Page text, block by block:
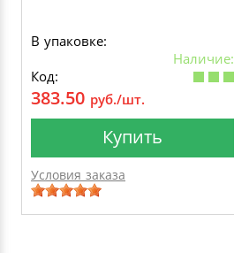
В упаковке:
Наличие:
Код:
383.50 руб./шт.
Купить
Условия заказа